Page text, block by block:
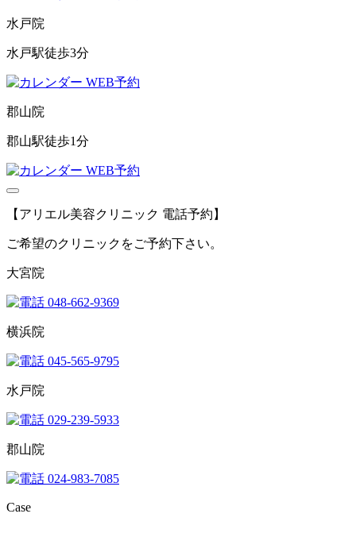
水戸院
水戸駅徒歩3分
WEB予約
郡山院
郡山駅徒歩1分
WEB予約
【アリエル美容クリニック 電話予約】
ご希望のクリニックをご予約下さい。
大宮院
048-662-9369
横浜院
045-565-9795
水戸院
029-239-5933
郡山院
024-983-7085
Case